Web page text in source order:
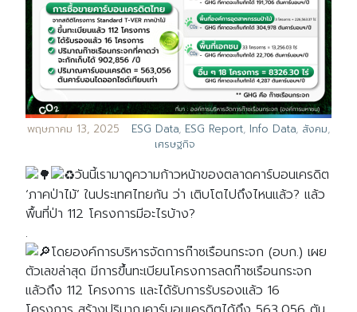
พฤษภาคม 13, 2025 ESG Data, ESG Report, Info Data, สังคม,
เศรษฐกิจ
วันนี้เรามาดูความก้าวหน้าของตลาดคาร์บอนเครดิต
‘ภาคป่าไม้’ ในประเทศไทยกัน ว่า เติบโตไปถึงไหนแล้ว? แล้ว
พื้นที่ป่า 112 โครงการมีอะไรบ้าง?
.
โดยองค์การบริหารจัดการก๊าซเรือนกระจก (อบก.) เผย
ตัวเลขล่าสุด มีการขึ้นทะเบียนโครงการลดก๊าซเรือนกระจก
แล้วถึง 112 โครงการ และได้รับการรับรองแล้ว 16